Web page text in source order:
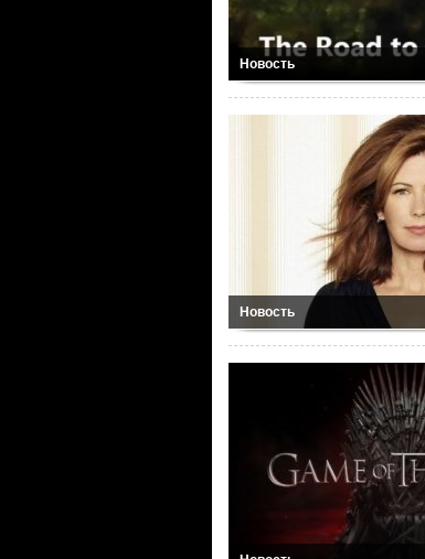
Новость
Новость